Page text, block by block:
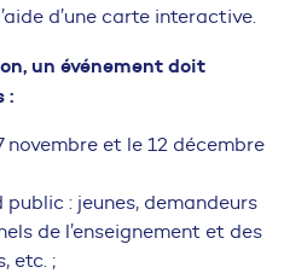
d’une carte interactive.
un événement doit
:
novembre et le 12 décembre
: jeunes, demandeurs
de l’enseignement et des
etc. ;